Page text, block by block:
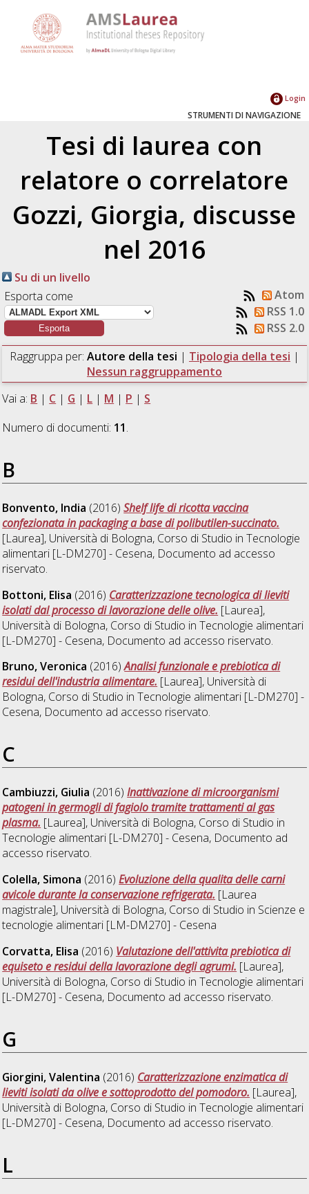
Login
STRUMENTI DI NAVIGAZIONE
Tesi di laurea con
relatore o correlatore
Gozzi, Giorgia, discusse
nel 2016
Su di un livello
Esporta come
Atom
RSS 1.0
RSS 2.0
Raggruppa per: Autore della tesi | Tipologia della tesi |
Nessun raggruppamento
Vai a: B | C | G | L | M | P | S
Numero di documenti: 11.
B
Bonvento, India (2016)Shelf life di ricotta vaccina
confezionata in packaging a base di polibutilen-succinato.
[Laurea], Università di Bologna, Corso di Studio inTecnologie
alimentari [L-DM270] - Cesena, Documento ad accesso
riservato.
Bottoni, Elisa (2016) Caratterizzazione tecnologica di lieviti
isolati dal processo di lavorazione delle olive. [Laurea],
Università di Bologna, Corso di Studio inTecnologie alimentari
[L-DM270] - Cesena, Documento ad accesso riservato.
Bruno, Veronica (2016)Analisi funzionale e prebiotica di
residui dell'industria alimentare. [Laurea], Università di
Bologna, Corso di Studio inTecnologie alimentari [L-DM270] -
Cesena, Documento ad accesso riservato.
C
Cambiuzzi, Giulia (2016)Inattivazione di microorganismi
patogeni in germogli di fagiolo tramite trattamenti al gas
plasma. [Laurea], Università di Bologna, Corso di Studio in
Tecnologie alimentari [L-DM270] - Cesena, Documento ad
accesso riservato.
Colella, Simona (2016)Evoluzione della qualita delle carni
avicole durante la conservazione refrigerata. [Laurea
magistrale], Università di Bologna, Corso di Studio in Scienze e
tecnologie alimentari [LM-DM270] - Cesena
Corvatta, Elisa (2016) Valutazione dell'attivita prebiotica di
equiseto e residui della lavorazione degli agrumi. [Laurea],
Università di Bologna, Corso di Studio inTecnologie alimentari
[L-DM270] - Cesena, Documento ad accesso riservato.
G
Giorgini, Valentina (2016) Caratterizzazione enzimatica di
lieviti isolati da olive e sottoprodotto del pomodoro. [Laurea],
Università di Bologna, Corso di Studio inTecnologie alimentari
[L-DM270] - Cesena, Documento ad accesso riservato.
L